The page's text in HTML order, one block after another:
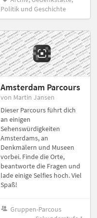
Politik und Geschichte
Amsterdam Parcours
von Martin Jansen
Dieser Parcours führt dich
an einigen
Sehenswürdigkeiten
Amsterdams, an
Denkmälern und Museen
vorbei. Finde die Orte,
beantworte die Fragen und
lade einige Selfies hoch. Viel
Spaß!
Gruppen-Parcous